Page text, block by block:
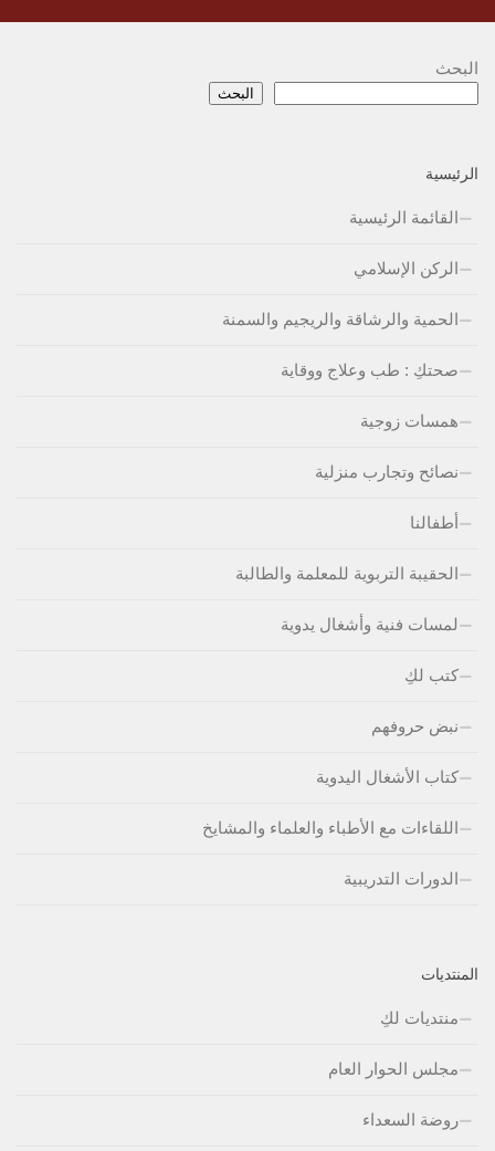
البحث
البحث
الرئيسية
القائمة الرئيسية
الركن الإسلامي
الحمية والرشاقة والريجيم والسمنة
صحتكِ : طب وعلاج ووقاية
همسات زوجية
نصائح وتجارب منزلية
أطفالنا
الحقيبة التربوية للمعلمة والطالبة
لمسات فنية وأشغال يدوية
كتب لكِ
نبض حروفهم
كتاب الأشغال اليدوية
اللقاءات مع الأطباء والعلماء والمشايخ
الدورات التدريبية
المنتديات
منتديات لكِ
مجلس الحوار العام
روضة السعداء